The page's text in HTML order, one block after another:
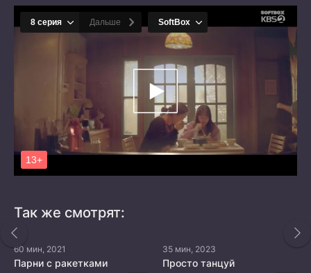
Так же смотрят:
60 мин, 2021
Парни с ракетками
35 мин, 2023
Просто танцуй